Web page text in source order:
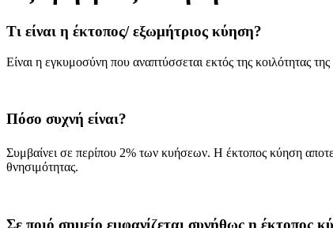
Τι είναι η έκτοπος/ εξωμήτριος κύηση?
Είναι η εγκυμοσύνη που αναπτύσσεται εκτός της κοιλότητας
Πόσο συχνή είναι?
Συμβαίνει σε περίπου 2% των κυήσεων. Η έκτοπος κύηση
θνησιμότητας.
Σε ποιό σημείο εμφανίζεται συνήθως η έκτοπος